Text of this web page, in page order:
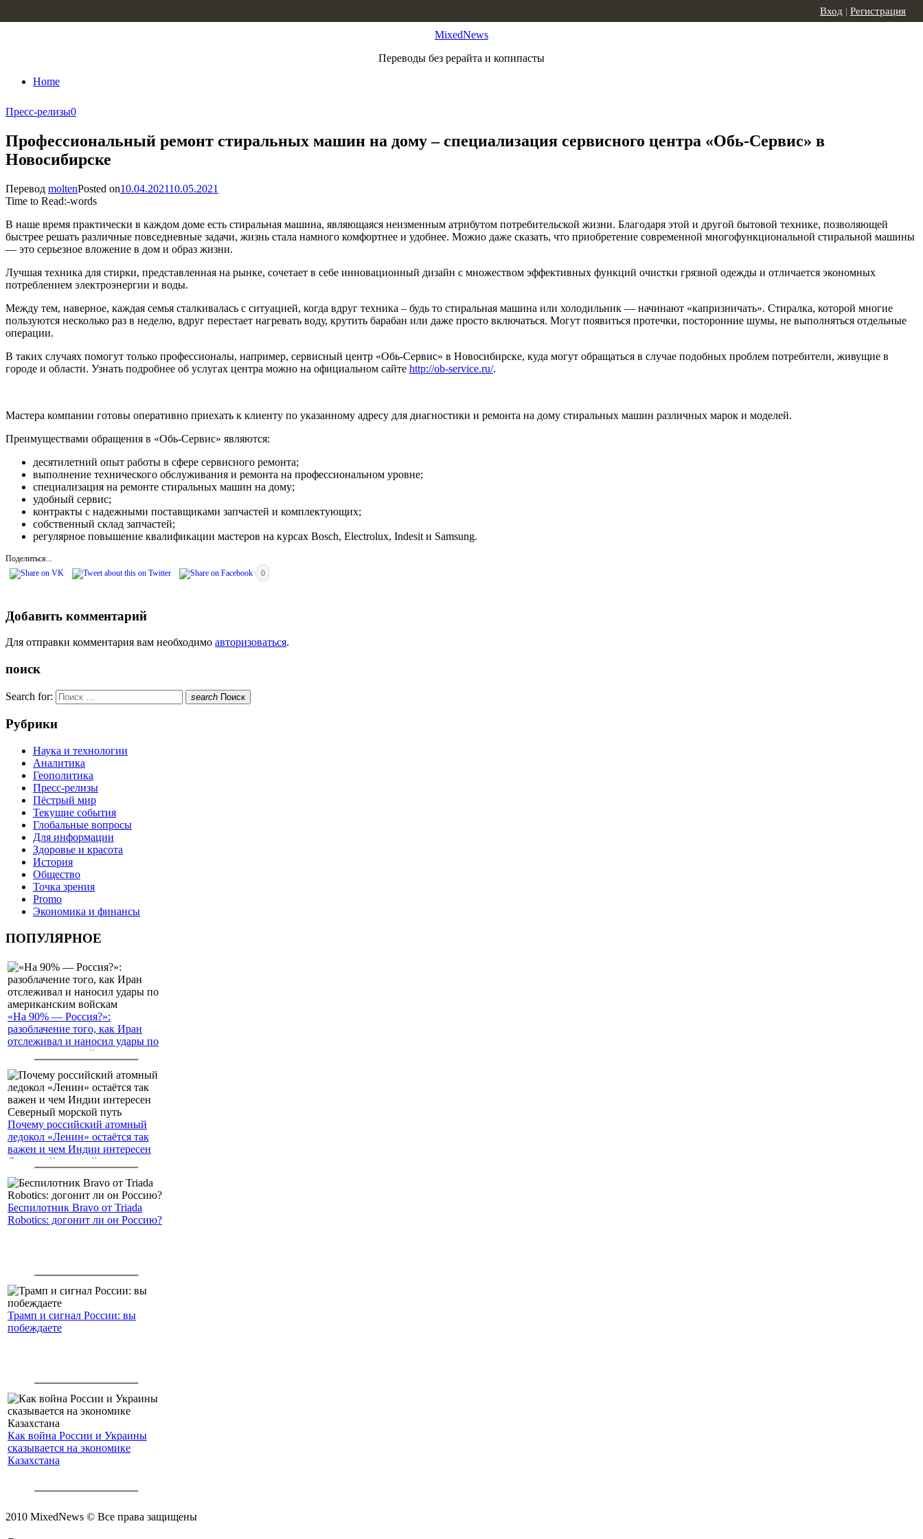
MixedNews
Переводы без рерайта и копипасты
Home
Вход | Регистрация
Пресс-релизы0
Профессиональный ремонт стиральных машин на дому – специализация сервисного центра «Обь-Сервис» в
Новосибирске
Перевод moltenPosted on10.04.202110.05.2021
Time to Read:-words
В наше время практически в каждом доме есть стиральная машина, являющаяся неизменным атрибутом потребительской жизни. Благодаря этой и другой бытовой технике, позволяющей
быстрее решать различные повседневные задачи, жизнь стала намного комфортнее и удобнее. Можно даже сказать, что приобретение современной многофункциональной стиральной машины
— это серьезное вложение в дом и образ жизни.
Лучшая техника для стирки, представленная на рынке, сочетает в себе инновационный дизайн с множеством эффективных функций очистки грязной одежды и отличается экономных
потреблением электроэнергии и воды.
Между тем, наверное, каждая семья сталкивалась с ситуацией, когда вдруг техника – будь то стиральная машина или холодильник — начинают «капризничать». Стиралка, которой многие
пользуются несколько раз в неделю, вдруг перестает нагревать воду, крутить барабан или даже просто включаться. Могут появиться протечки, посторонние шумы, не выполняться отдельные
операции.
В таких случаях помогут только профессионалы, например, сервисный центр «Обь-Сервис» в Новосибирске, куда могут обращаться в случае подобных проблем потребители, живущие в
городе и области. Узнать подробнее об услугах центра можно на официальном сайте http://ob-service.ru/.
Мастера компании готовы оперативно приехать к клиенту по указанному адресу для диагностики и ремонта на дому стиральных машин различных марок и моделей.
Преимуществами обращения в «Обь-Сервис» являются:
десятилетний опыт работы в сфере сервисного ремонта;
выполнение технического обслуживания и ремонта на профессиональном уровне;
специализация на ремонте стиральных машин на дому;
удобный сервис;
контракты с надежными поставщиками запчастей и комплектующих;
собственный склад запчастей;
регулярное повышение квалификации мастеров на курсах Bosch, Electrolux, Indesit и Samsung.
Поделиться...
0
Добавить комментарий
Для отправки комментария вам необходимо авторизоваться.
поиск
Search for: search Поиск
Рубрики
Наука и технологии
Аналитика
Геополитика
Пресс-релизы
Пёстрый мир
Текущие события
Глобальные вопросы
Для информации
Здоровье и красота
История
Общество
Точка зрения
Promo
Экономика и финансы
ПОПУЛЯРНОЕ
«На 90% — Россия?»:
разоблачение того, как Иран
отслеживал и наносил удары по
американским войскам
Почему российский атомный
ледокол «Ленин» остаётся так
важен и чем Индии интересен
Северный морской путь
Беспилотник Bravo от Triada
Robotics: догонит ли он Россию?
Трамп и сигнал России: вы
побеждаете
Как война России и Украины
сказывается на экономике
Казахстана
2010 MixedNews © Все права защищены